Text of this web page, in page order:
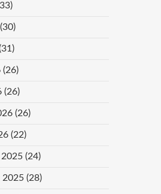
(30)
(26)
(26)
(26)
(22)
2025 (24)
2025 (28)